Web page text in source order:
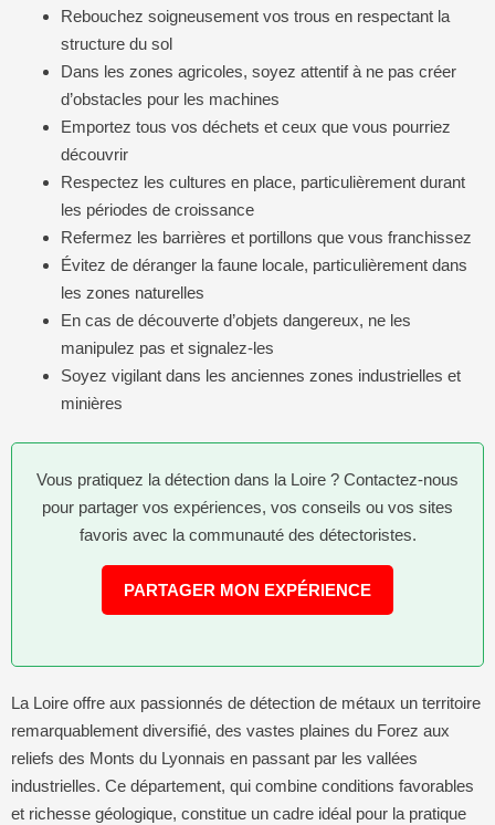
Rebouchez soigneusement vos trous en respectant la
structure du sol
Dans les zones agricoles, soyez attentif à ne pas créer
d’obstacles pour les machines
Emportez tous vos déchets et ceux que vous pourriez
découvrir
Respectez les cultures en place, particulièrement durant
les périodes de croissance
Refermez les barrières et portillons que vous franchissez
Évitez de déranger la faune locale, particulièrement dans
les zones naturelles
En cas de découverte d’objets dangereux, ne les
manipulez pas et signalez-les
Soyez vigilant dans les anciennes zones industrielles et
minières
Vous pratiquez la détection dans la Loire ? Contactez-nous
pour partager vos expériences, vos conseils ou vos sites
favoris avec la communauté des détectoristes.
PARTAGER MON EXPÉRIENCE
La Loire offre aux passionnés de détection de métaux un territoire
remarquablement diversifié, des vastes plaines du Forez aux
reliefs des Monts du Lyonnais en passant par les vallées
industrielles. Ce département, qui combine conditions favorables
et richesse géologique, constitue un cadre idéal pour la pratique